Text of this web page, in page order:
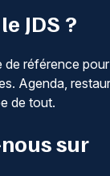
JDS ?
de référence
Agenda,
de tout.
sur